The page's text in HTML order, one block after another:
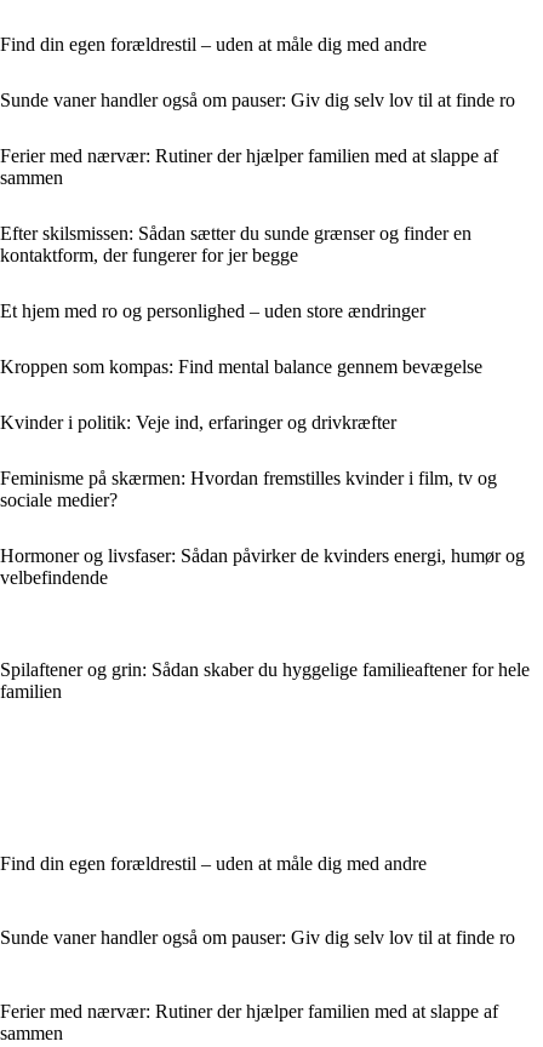
Find din egen forældrestil – uden at måle dig med andre
Sunde vaner handler også om pauser: Giv dig selv lov til at finde ro
Ferier med nærvær: Rutiner der hjælper familien med at slappe af
sammen
Efter skilsmissen: Sådan sætter du sunde grænser og finder en
kontaktform, der fungerer for jer begge
Et hjem med ro og personlighed – uden store ændringer
Kroppen som kompas: Find mental balance gennem bevægelse
Kvinder i politik: Veje ind, erfaringer og drivkræfter
Feminisme på skærmen: Hvordan fremstilles kvinder i film, tv og
sociale medier?
Hormoner og livsfaser: Sådan påvirker de kvinders energi, humør og
velbefindende
Spilaftener og grin: Sådan skaber du hyggelige familieaftener for hele
familien
Find din egen forældrestil – uden at måle dig med andre
Sunde vaner handler også om pauser: Giv dig selv lov til at finde ro
Ferier med nærvær: Rutiner der hjælper familien med at slappe af
sammen